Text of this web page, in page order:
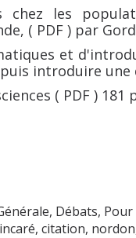
chez les
( PDF ) par
et
introduire
( PDF ) 181
, Débats,
, citation, nordon